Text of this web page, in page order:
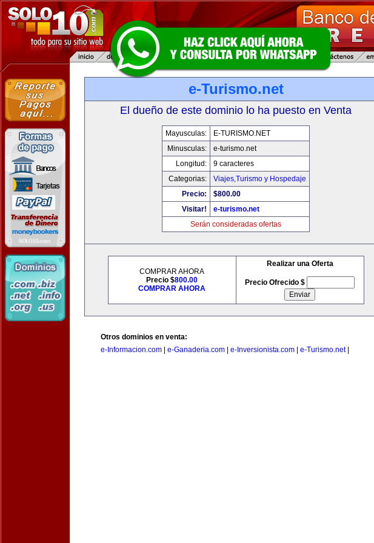
e-Turismo.net
El dueño de este dominio lo ha puesto en Venta
Mayusculas:
E-TURISMO.NET
Minusculas:
e-turismo.net
Longitud:
9 caracteres
Categorias:
Viajes,Turismo y Hospedaje
Precio:
$800.00
Visitar!
e-turismo.net
Serán consideradas ofertas
COMPRAR AHORA
Precio $800.00
COMPRAR AHORA
Realizar una Oferta
Precio Ofrecido $
Otros dominios en venta:
e-Informacion.com
e-Ganaderia.com e-Inversionista.com e-Turismo.net|